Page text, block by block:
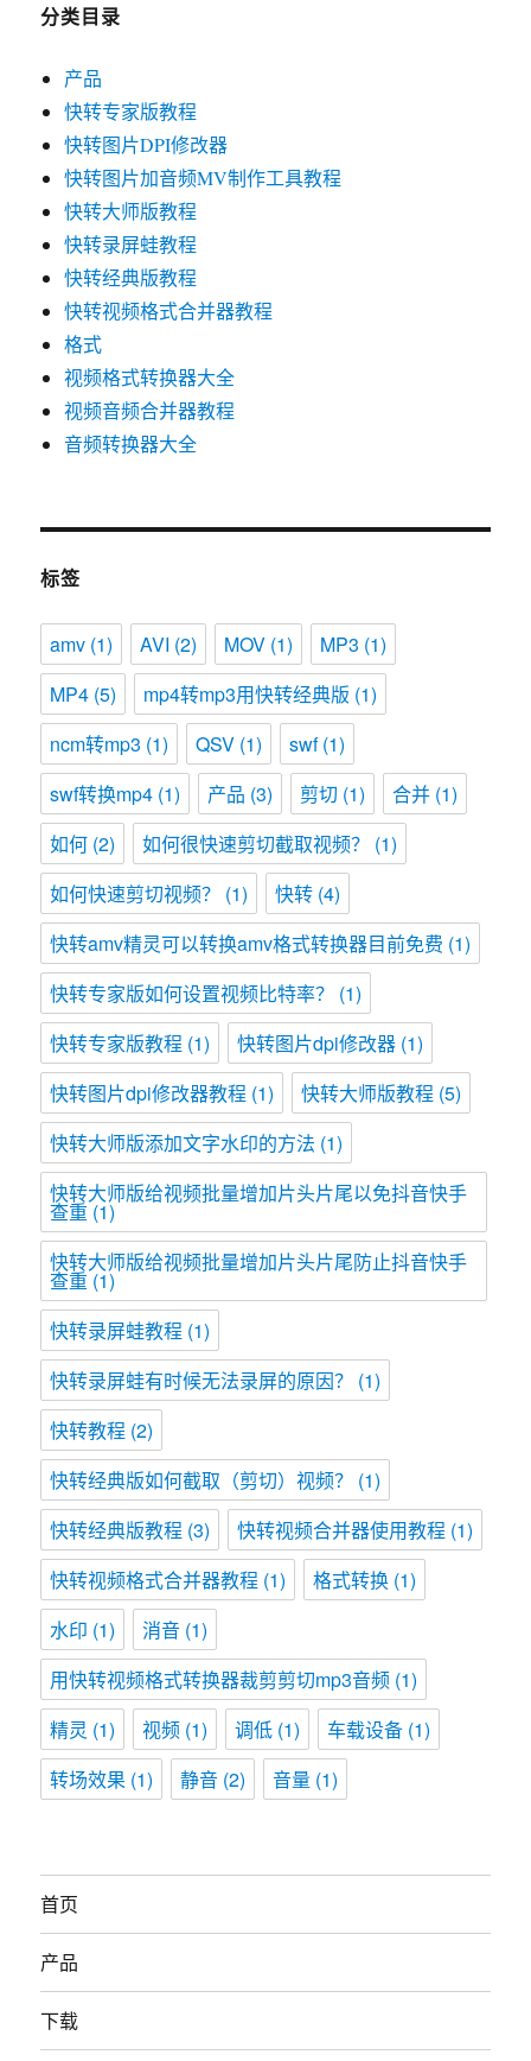
分类目录
产品
快转专家版教程
快转图片DPI修改器
快转图片加音频MV制作工具教程
快转大师版教程
快转录屏蛙教程
快转经典版教程
快转视频格式合并器教程
格式
视频格式转换器大全
视频音频合并器教程
音频转换器大全
标签
amv (1) AVI (2) MOV (1) MP3 (1)
MP4 (5) mp4转mp3用快转经典版 (1)
ncm转mp3 (1) QSV (1) swf(1)
swf转换mp4 (1) 产品 (3) 剪切 (1) 合并 (1)
如何 (2) 如何很快速剪切截取视频？ (1)
如何快速剪切视频？ (1) 快转 (4)
快转amv精灵可以转换amv格式转换器目前免费 (1)
快转专家版如何设置视频比特率？ (1)
快转专家版教程 (1) 快转图片dpi修改器 (1)
快转图片dpi修改器教程 (1) 快转大师版教程 (5)
快转大师版添加文字水印的方法 (1)
快转大师版给视频批量增加片头片尾以免抖音快手
查重(1)
快转大师版给视频批量增加片头片尾防止抖音快手
查重(1)
快转录屏蛙教程 (1)
快转录屏蛙有时候无法录屏的原因？ (1)
快转教程 (2)
快转经典版如何截取（剪切）视频？ (1)
快转经典版教程 (3) 快转视频合并器使用教程 (1)
快转视频格式合并器教程 (1) 格式转换 (1)
水印 (1) 消音 (1)
用快转视频格式转换器裁剪剪切mp3音频 (1)
精灵 (1) 视频 (1) 调低 (1) 车载设备 (1)
转场效果 (1) 静音 (2) 音量 (1)
首页
产品
下载